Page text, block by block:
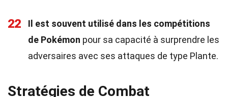
22
Il est souvent utilisé dans les compétitions
de Pokémon pour sa capacité à surprendre les
adversaires avec ses attaques de type Plante.
Stratégies de Combat